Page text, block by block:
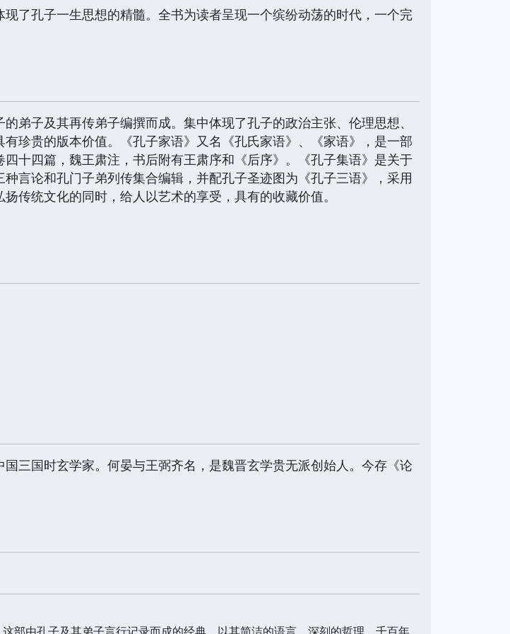
现了孔子一生思想的精髓。全书为读者呈现一个缤纷动荡的时代，一个完
弟子及其再传弟子编撰而成。集中体现了孔子的政治主张、伦理思想、
珍贵的版本价值。《孔子家语》又名《孔氏家语》、《家语》，是一部
十四篇，魏王肃注，书后附有王肃序和《后序》。《孔子集语》是关于
言论和孔门子弟列传集合编辑，并配孔子圣迹图为《孔子三语》，采用
传统文化的同时，给人以艺术的享受，具有的收藏价值。
三国时玄学家。何晏与王弼齐名，是魏晋玄学贵无派创始人。今存《论